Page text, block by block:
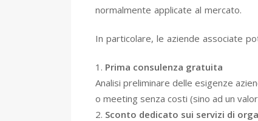
normalmente applicate al mercato.
In particolare, le aziende associate
Prima consulenza gratuita
Analisi preliminare delle esigenze
o meeting senza costi (sino ad un
Sconto dedicato sui servizi di